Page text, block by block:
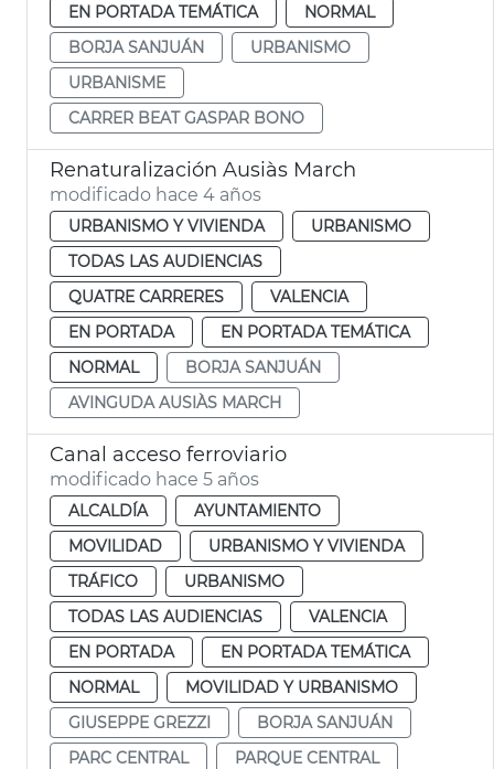
EN PORTADA TEMÁTICA
NORMAL
BORJA SANJUÁN
URBANISMO
URBANISME
CARRER BEAT GASPAR BONO
Renaturalización Ausiàs March
modificado hace 4 años
URBANISMO Y VIVIENDA
URBANISMO
TODAS LAS AUDIENCIAS
QUATRE CARRERES
VALENCIA
EN PORTADA
EN PORTADA TEMÁTICA
NORMAL
BORJA SANJUÁN
AVINGUDA AUSIÀS MARCH
Canal acceso ferroviario
modificado hace 5 años
ALCALDÍA
AYUNTAMIENTO
MOVILIDAD
URBANISMO Y VIVIENDA
TRÁFICO
URBANISMO
TODAS LAS AUDIENCIAS
VALENCIA
EN PORTADA
EN PORTADA TEMÁTICA
NORMAL
MOVILIDAD Y URBANISMO
GIUSEPPE GREZZI
BORJA SANJUÁN
PARC CENTRAL
PARQUE CENTRAL